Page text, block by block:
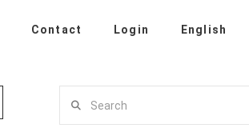
Contact Login English